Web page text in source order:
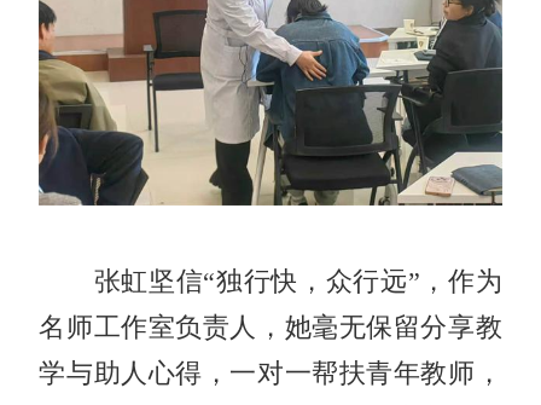
张虹坚信“独行快，众行远”，作为
名师工作室负责人，她毫无保留分享教
学与助人心得，一对一帮扶青年教师，